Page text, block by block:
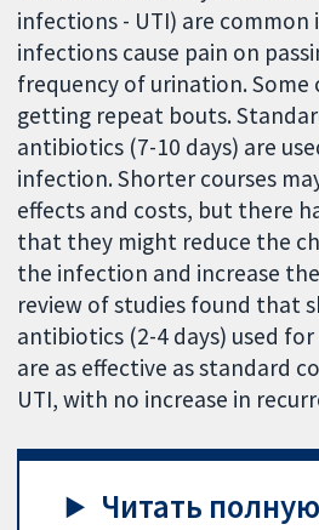
infections - UTI) are common
infections cause pain on
frequency of urination. Some
getting repeat bouts.
antibiotics (7-10 days) are
infection. Shorter courses
effects and costs, but there
that they might reduce the
the infection and increase
review of studies found that
antibiotics (2-4 days) used
are as effective as standard
UTI, with no increase in
Читать полную